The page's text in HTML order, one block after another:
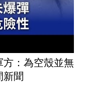
方：為空殼並無
新聞